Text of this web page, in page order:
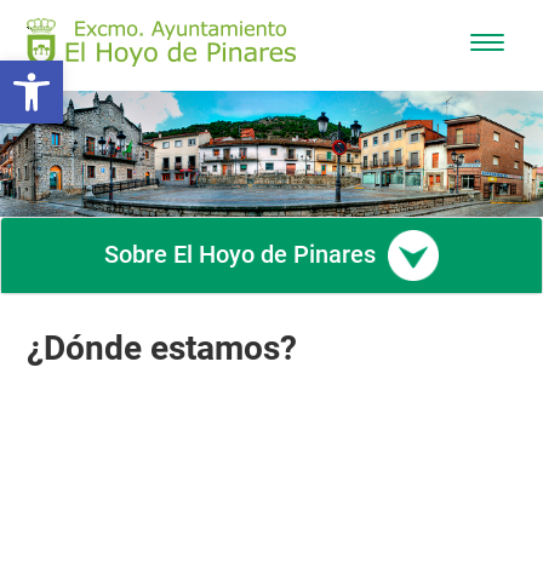
Abrir barra de herramientas
Ocultar
Sobre El Hoyo de Pinares
¿Dónde estamos?